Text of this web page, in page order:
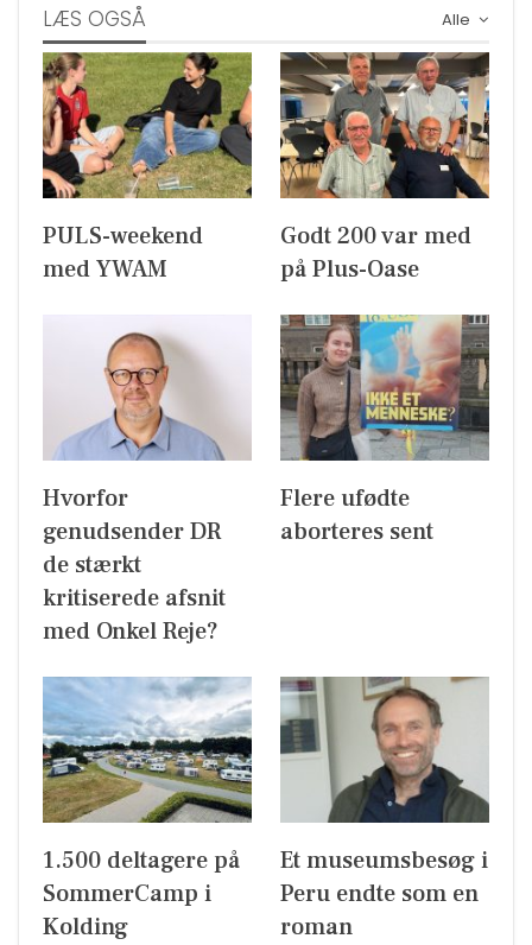
Alle
LÆS OGSÅ
PULS-weekend
med YWAM
Godt 200 var med
på Plus-Oase
Hvorfor
genudsender DR
de stærkt
kritiserede afsnit
med Onkel Reje?
Flere ufødte
aborteres sent
1.500 deltagere på
SommerCamp i
Kolding
Et museumsbesøg i
Peru endte som en
roman